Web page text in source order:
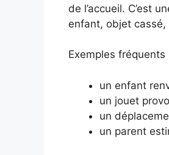
de l’accueil. C’est
enfant, objet
Exemples fréquents
un enfant
un jouet
un
un parent